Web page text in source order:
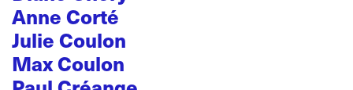
Anne Corté
Julie Coulon
Max Coulon